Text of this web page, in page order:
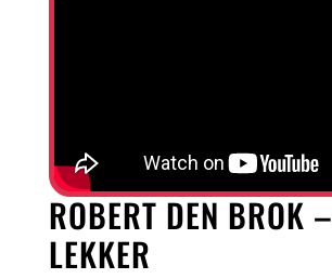
ROBERT DEN BROK –
LEKKER